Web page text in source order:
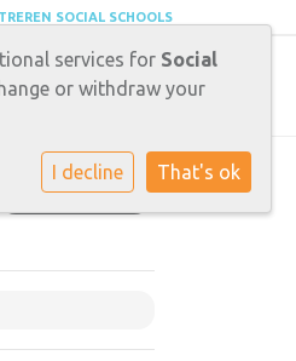
SOCIAL SCHOOLS
GROEP 1-2
services for Social
or withdraw your
I decline That's ok